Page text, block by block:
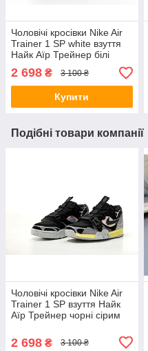
Чоловічі кросівки Nike Air
Trainer 1 SP white взуття
Найк Аїр Трейнер білі
весна осінь
2 698 ₴ 3 100 ₴
Купити
Подібні товари компанії
Чоловічі кросівки Nike Air
Trainer 1 SP взуття Найк
Аїр Трейнер чорні сірим
2 698 ₴ 3 100 ₴